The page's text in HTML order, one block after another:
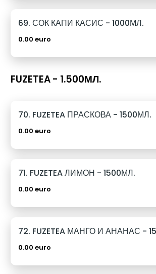
69. СОК КАПИ КАСИС - 1000МЛ.
0.00 euro
FUZETEA - 1.500МЛ.
70. FUZETEA ПРАСКОВА - 1500МЛ.
0.00 euro
71. FUZETEA ЛИМОН - 1500МЛ.
0.00 euro
0.00 euro